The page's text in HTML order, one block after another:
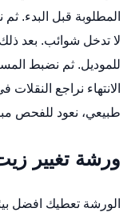
المطلوبة قبل البدء.
لا تدخل شوائب. بعد
للموديل. ثم نضبط
الانتهاء نراجع
طبيعي، نعود للفحص
ورشة تغيير
الورشة تعطيك افضل